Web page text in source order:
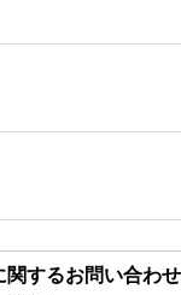
関するお問い合わ